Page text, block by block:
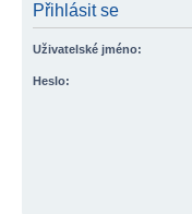
Přihlásit se
Uživatelské jméno:
Heslo: